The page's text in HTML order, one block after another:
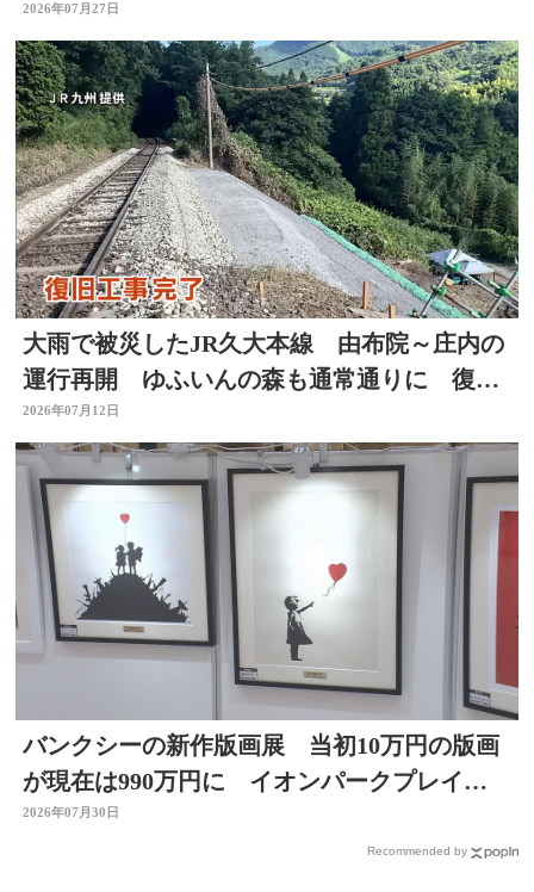
2026年07月27日
大雨で被災したJR久大本線 由布院～庄内の
運行再開 ゆふいんの森も通常通りに 復旧
工事完了 大分
2026年07月12日
バンクシーの新作版画展 当初10万円の版画
が現在は990万円に イオンパークプレイス
大分店で開催中
2026年07月30日
Recommended by